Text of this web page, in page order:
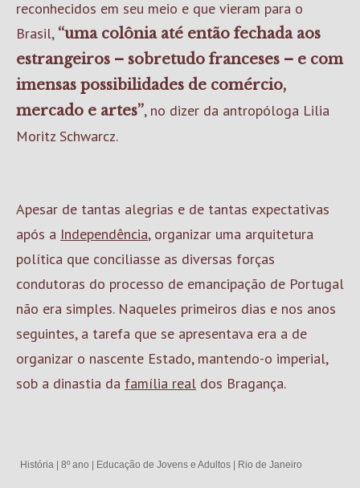
reconhecidos em seu meio e que vieram para o
Brasil, “uma colônia até então fechada aos
estrangeiros – sobretudo franceses – e com
imensas possibilidades de comércio,
mercado e artes”, no dizer da antropóloga Lilia
Moritz Schwarcz.
Apesar de tantas alegrias e de tantas expectativas
após a Independência, organizar uma arquitetura
política que conciliasse as diversas forças
condutoras do processo de emancipação de Portugal
não era simples. Naqueles primeiros dias e nos anos
seguintes, a tarefa que se apresentava era a de
organizar o nascente Estado, mantendo-o imperial,
sob a dinastia da família real dos Bragança.
História 8º ano Educação de Jovens e Adultos Rio de Janeiro